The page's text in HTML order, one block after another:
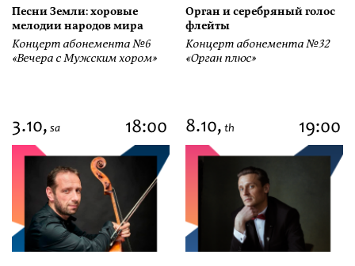
Песни Земли: хоровые
мелодии народов мира
Концерт абонемента №6
«Вечера с Мужским хором»
Орган и серебряный голос
флейты
Концерт абонемента №32
«Орган плюс»
3.10, sa 18:00 8.10, th 19:00